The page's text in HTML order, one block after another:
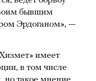
бывшим
Эрдоганом», —
имеет
в том числе